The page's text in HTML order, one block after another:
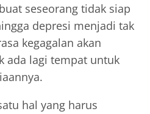
seseorang tidak siap
depresi menjadi tak
kegagalan akan
ada lagi tempat untuk
hal yang harus